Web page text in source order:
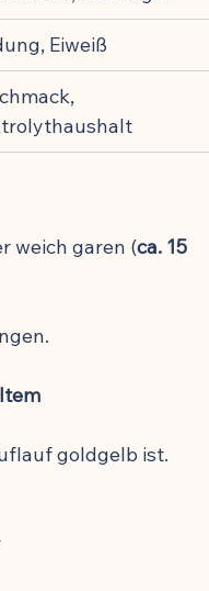
Eiweiß
weich garen (ca. 15
goldgelb ist.